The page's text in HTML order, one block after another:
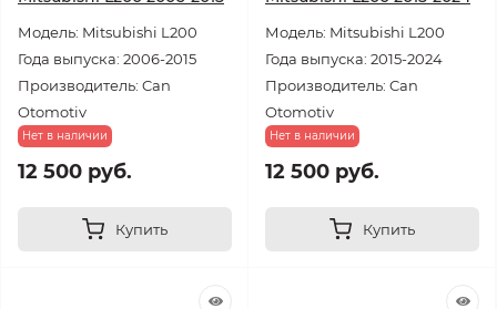
Модель: Mitsubishi L200
Года выпуска: 2006-2015
Производитель: Can
Otomotiv
Нет в наличии
12 500 руб.
Купить
Модель: Mitsubishi L200
Года выпуска: 2015-2024
Производитель: Can
Otomotiv
Нет в наличии
12 500 руб.
Купить